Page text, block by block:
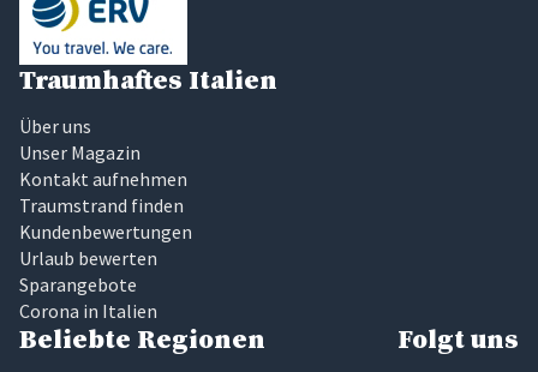
Traumhaftes Italien
Über uns
Unser Magazin
Kontakt aufnehmen
Traumstrand finden
Kundenbewertungen
Urlaub bewerten
Sparangebote
Corona in Italien
Beliebte Regionen Folgt uns